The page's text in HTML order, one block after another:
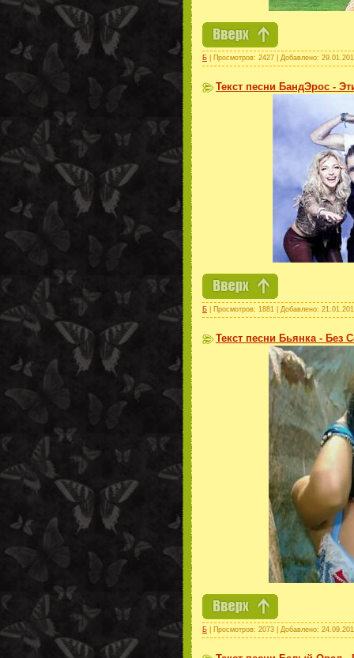
Б | Просмотров: 2427 | Добавлено:
Текст песни БандЭрос -
Б | Просмотров: 1881 | Добавлено:
Текст песни Бьянка - Без
Б | Просмотров: 2073 | Добавлено: